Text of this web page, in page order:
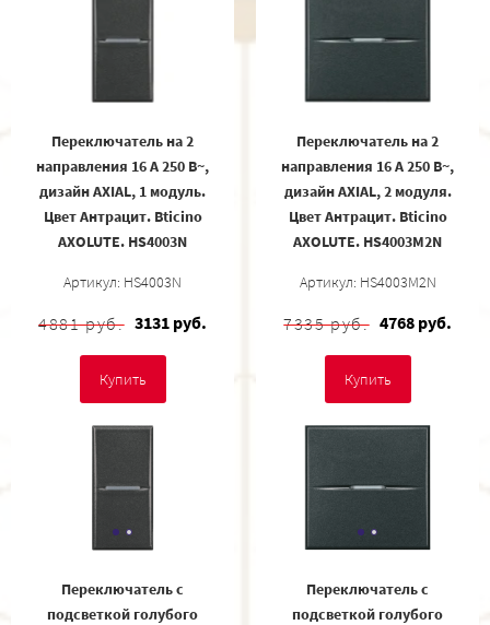
Переключатель на 2
направления 16 А 250 В~,
дизайн AXIAL, 1 модуль.
Цвет Антрацит. Bticino
AXOLUTE. HS4003N
Артикул: HS4003N
4881 руб. 3131 руб.
Купить
Переключатель на 2
направления 16 А 250 В~,
дизайн AXIAL, 2 модуля.
Цвет Антрацит. Bticino
AXOLUTE. HS4003M2N
Артикул: HS4003M2N
7335 руб. 4768 руб.
Купить
Переключатель с
подсветкой голубого
Переключатель с
подсветкой голубого